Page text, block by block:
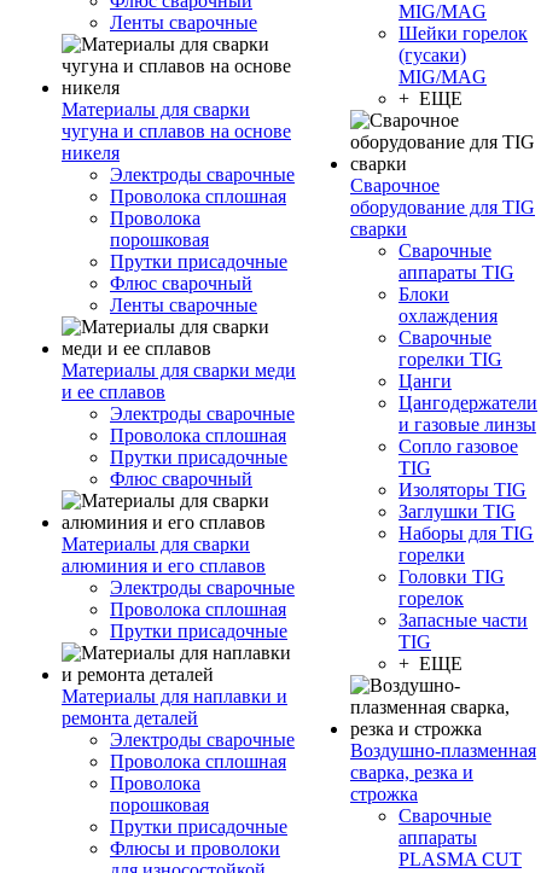
Ленты сварочные
Материалы для сварки
чугуна и сплавов на основе
никеля
Электроды сварочные
Проволока сплошная
Проволока
порошковая
Прутки присадочные
Флюс сварочный
Ленты сварочные
Материалы для сварки меди
и ее сплавов
Электроды сварочные
Проволока сплошная
Прутки присадочные
Флюс сварочный
Материалы для сварки
алюминия и его сплавов
Электроды сварочные
Проволока сплошная
Прутки присадочные
Материалы для наплавки и
ремонта деталей
Электроды сварочные
Проволока сплошная
Проволока
порошковая
Прутки присадочные
Флюсы и проволоки
MIG/MAG
Шейки горелок
(гусаки)
MIG/MAG
+ ЕЩЕ
Сварочное
оборудование для TIG
сварки
Сварочные
аппараты TIG
Блоки
охлаждения
Сварочные
горелки TIG
Цанги
Цангодержатели
и газовые линзы
Сопло газовое
TIG
Изоляторы TIG
Заглушки TIG
Наборы для TIG
горелки
Головки TIG
горелок
Запасные части
TIG
+ ЕЩЕ
Воздушно-плазменная
сварка, резка и
строжка
Сварочные
аппараты
PLASMA CUT